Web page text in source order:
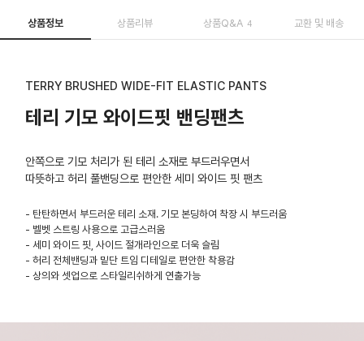
상품정보 상품리뷰 상품Q&A 4 교환 및 배송
TERRY BRUSHED WIDE-FIT ELASTIC PANTS
테리 기모 와이드핏 밴딩팬츠
안쪽으로 기모 처리가 된 테리 소재로 부드러우면서
따뜻하고 허리 풀밴딩으로 편안한 세미 와이드 핏 팬츠
- 탄탄하면서 부드러운 테리 소재. 기모 본딩하여 착장 시 부드러움
- 벨벳 스트링 사용으로 고급스러움
- 세미 와이드 핏, 사이드 절개라인으로 더욱 슬림
- 허리 전체밴딩과 밑단 트임 디테일로 편안한 착용감
- 상의와 셋업으로 스타일리쉬하게 연출가능